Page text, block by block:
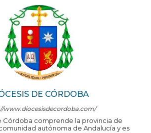
DE CÓRDOBA
www.diocesisdecordoba.com/
Córdoba comprende la provincia de
autónoma de Andalucía y es